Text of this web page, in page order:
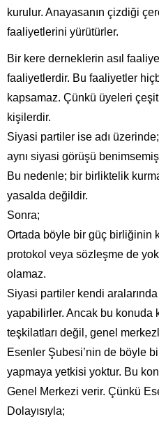
kurulur. Anayasanın çizdiği
faaliyetlerini yürütürler.
Bir kere derneklerin asıl
faaliyetlerdir. Bu faaliyetler
kapsamaz. Çünkü üyeleri
kişilerdir.
Siyasi partiler ise adı
aynı siyasi görüşü
Bu nedenle; bir birliktelik
yasalda değildir.
Sonra;
Ortada böyle bir güç birliğinin
protokol veya sözleşme de
olamaz.
Siyasi partiler kendi
yapabilirler. Ancak bu konuda
teşkilatları değil, genel
Esenler Şubesi’nin de böyle
yapmaya yetkisi yoktur. Bu
Genel Merkezi verir. Çünkü
Dolayısıyla;